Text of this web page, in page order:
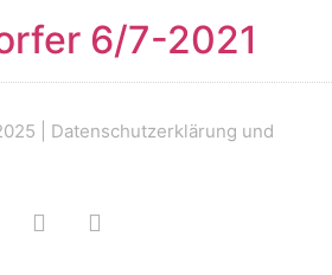
6/7-2021
| Datenschutzerklärung und